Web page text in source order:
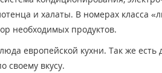
и халаты. В номерах класса
необходимых продуктов.
европейской кухни. Так же есть
своему вкусу.